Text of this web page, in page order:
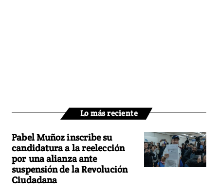
Lo más reciente
Pabel Muñoz inscribe su
candidatura a la reelección
por una alianza ante
suspensión de la Revolución
Ciudadana